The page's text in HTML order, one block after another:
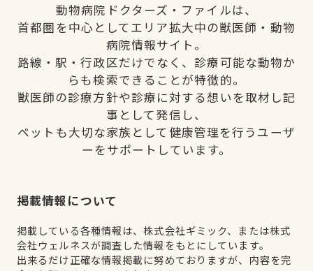
動物病院ドクターズ・ファイルは、
首都圏を中心としてエリア拡大中の獣医師・動物
病院情報サイト。
路線・駅・行政区だけでなく、診療可能な動物か
らも検索できることが特徴的。
獣医師の診療方針や診療に対する想いを取材し記
事として発信し、
ペットも大切な家族として健康管理を行うユーザ
ーをサポートしています。
掲載情報について
掲載している各種情報は、株式会社ギミック、または株式
会社ウェルネスが調査した情報をもとにしています。
出来るだけ正確な情報掲載に努めておりますが、内容を完